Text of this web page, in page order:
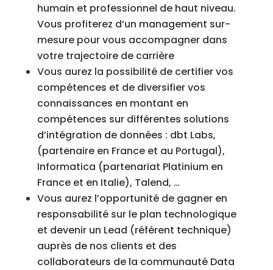
humain et professionnel de haut niveau.
Vous profiterez d’un management sur-
mesure pour vous accompagner dans
votre trajectoire de carrière
Vous aurez la possibilité de certifier vos
compétences et de diversifier vos
connaissances en montant en
compétences sur différentes solutions
d’intégration de données : dbt Labs,
(partenaire en France et au Portugal),
Informatica (partenariat Platinium en
France et en Italie), Talend, …
Vous aurez l’opportunité de gagner en
responsabilité sur le plan technologique
et devenir un Lead (référent technique)
auprès de nos clients et des
collaborateurs de la communauté Data